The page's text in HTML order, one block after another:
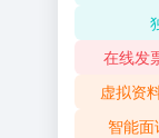
在线发
虚拟资
智能面